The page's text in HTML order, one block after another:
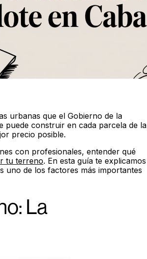
urbanas que el Gobierno de la
puede construir en cada parcela de la
precio posible.
con profesionales, entender qué
tu terreno. En esta guía te explicamos
uno de los factores más importantes
La